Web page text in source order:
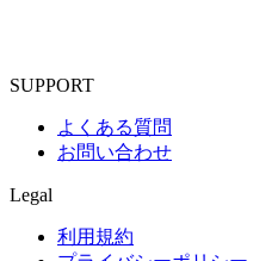
SUPPORT
よくある質問
お問い合わせ
Legal
利用規約